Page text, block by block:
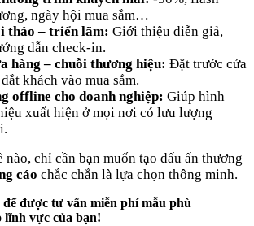
ngày hội mua sắm…
thảo – triển lãm: Giới thiệu diễn giả,
dẫn check-in.
hàng – chuỗi thương hiệu: Đặt trước cửa
khách vào mua sắm.
offline cho doanh nghiệp: Giúp hình
xuất hiện ở mọi nơi có lưu lượng
nào, chỉ cần bạn muốn tạo dấu ấn thương
cáo chắc chắn là lựa chọn thông minh.
để được tư vấn miễn phí mẫu phù
lĩnh vực của bạn!